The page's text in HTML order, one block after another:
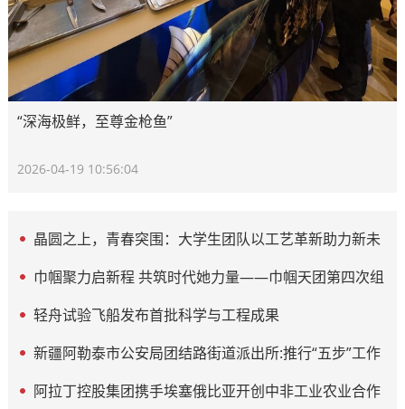
“深海极鲜，至尊金枪鱼”
2026-04-19 10:56:04
晶圆之上，青春突围：大学生团队以工艺革新助力新未
来 巾帼聚力启新程 共筑时代她力量——巾帼天团第四次组
委会筹备会圆满举办
轻舟试验飞船发布首批科学与工程成果
新疆阿勒泰市公安局团结路街道派出所:推行“五步”工作
法 打造新时代“枫”景线
阿拉丁控股集团携手埃塞俄比亚开创中非工业农业合作